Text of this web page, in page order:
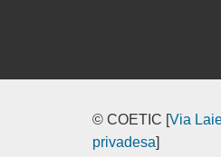
© COETIC [Via
privadesa]